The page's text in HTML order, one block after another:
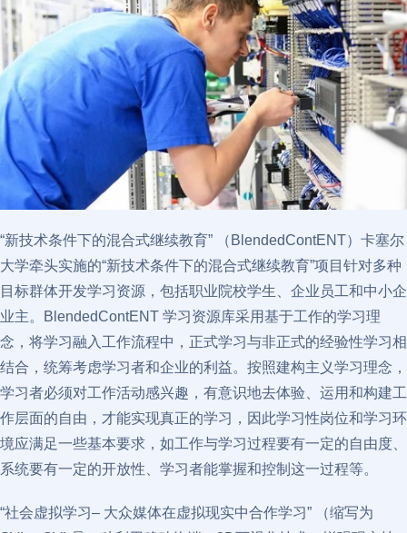
“新技术条件下的混合式继续教育” （BlendedContENT）卡塞尔
大学牵头实施的“新技术条件下的混合式继续教育”项目针对多种
目标群体开发学习资源，包括职业院校学生、企业员工和中小企
业主。BlendedContENT 学习资源库采用基于工作的学习理
念，将学习融入工作流程中，正式学习与非正式的经验性学习相
结合，统筹考虑学习者和企业的利益。按照建构主义学习理念，
学习者必须对工作活动感兴趣，有意识地去体验、运用和构建工
作层面的自由，才能实现真正的学习，因此学习性岗位和学习环
境应满足一些基本要求，如工作与学习过程要有一定的自由度、
系统要有一定的开放性、学习者能掌握和控制这一过程等。
“社会虚拟学习– 大众媒体在虚拟现实中合作学习” （缩写为